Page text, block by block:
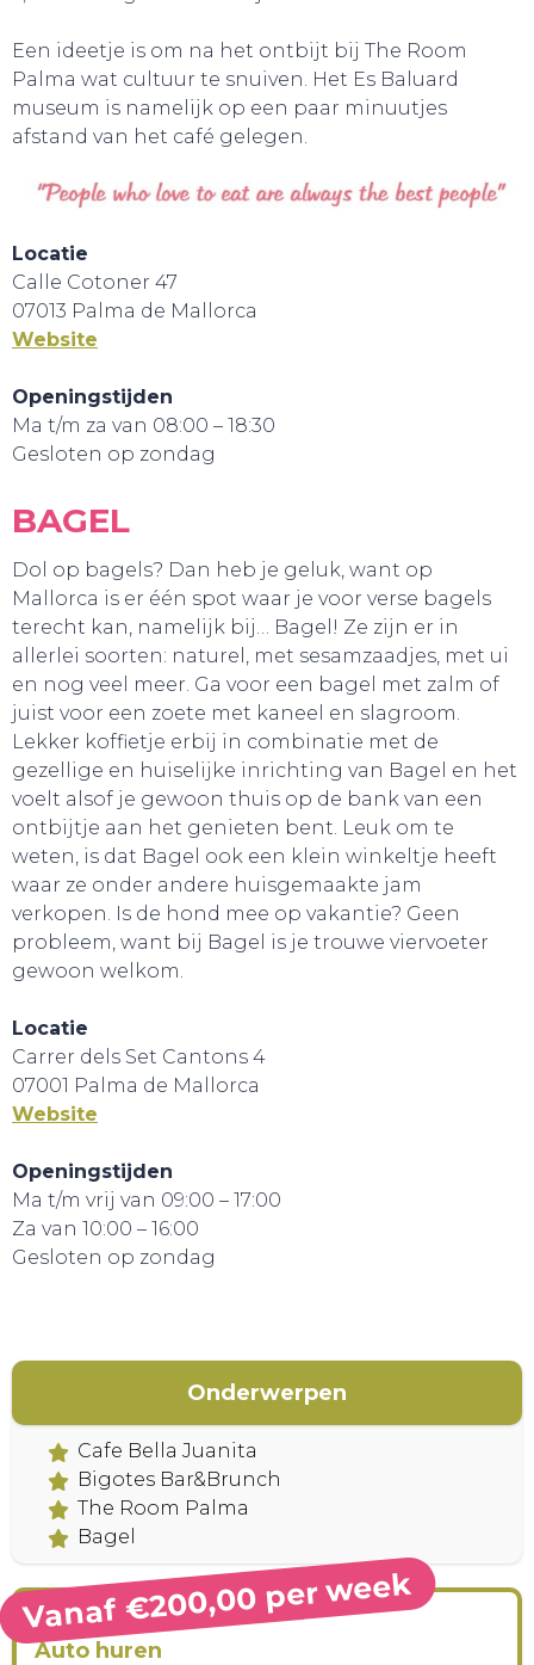
HANDIG!
Een ideetje is om na het ontbijt bij The Room
Palma wat cultuur te snuiven. Het Es Baluard
museum is namelijk op een paar minuutjes
afstand van het café gelegen.
Locatie
Calle Cotoner 47
07013 Palma de Mallorca
Website
Openingstijden
Ma t/m za van 08:00 – 18:30
Gesloten op zondag
BAGEL
Dol op bagels? Dan heb je geluk, want op
Mallorca is er één spot waar je voor verse bagels
terecht kan, namelijk bij… Bagel! Ze zijn er in
allerlei soorten: naturel, met sesamzaadjes, met ui
en nog veel meer. Ga voor een bagel met zalm of
juist voor een zoete met kaneel en slagroom.
Lekker koffietje erbij in combinatie met de
gezellige en huiselijke inrichting van Bagel en het
voelt alsof je gewoon thuis op de bank van een
ontbijtje aan het genieten bent. Leuk om te
weten, is dat Bagel ook een klein winkeltje heeft
waar ze onder andere huisgemaakte jam
verkopen. Is de hond mee op vakantie? Geen
probleem, want bij Bagel is je trouwe viervoeter
gewoon welkom.
Locatie
Carrer dels Set Cantons 4
07001 Palma de Mallorca
Website
Openingstijden
Ma t/m vrij van 09:00 – 17:00
Za van 10:00 – 16:00
Gesloten op zondag
Onderwerpen
Cafe Bella Juanita
Bigotes Bar&Brunch
The Room Palma
Bagel
Vanaf €200,00 per week
Auto huren